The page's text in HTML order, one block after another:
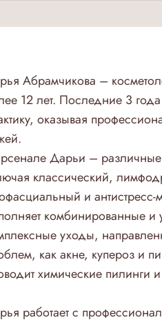
Абрамчикова –
12 лет. Последние 3
оказывая
Дарьи –
классический,
и
комбинированные и
уходы,
как акне, купероз и
химические пилинги
работает с